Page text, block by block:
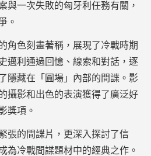
與一次失敗的匈牙利任務有關，
。
角色刻畫著稱，展現了冷戰時期
邁利通過回憶、線索和對話，逐
隱藏在「圓場」內部的間諜。影
攝影和出色的表演獲得了廣泛好
獎項。
張的間諜片，更深入探討了信
為冷戰間諜題材中的經典之作。